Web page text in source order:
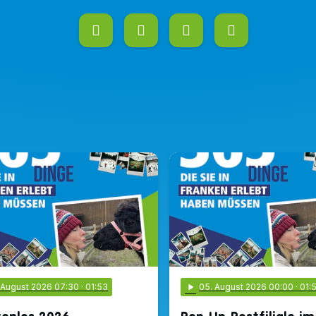
August 2026 07:30 · 01:53 play_arrow 05. August 2026 00:00 ·